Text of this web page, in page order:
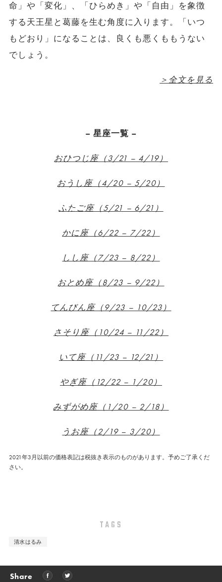
命」や「変化」、「ひらめき」や「自由」を象徴
する天王星と葛藤を生む角度に入ります。「いつ
もどおり」になることは、良くも悪くももうない
でしょう。
＞全文を見る
– 星座一覧 –
おひつじ座（3/21 – 4/19）
おうし座（4/20 – 5/20）
ふたご座（5/21 – 6/21）
かに座（6/22 – 7/22）
しし座（7/23 – 8/22）
おとめ座（8/23 – 9/22）
てんびん座（9/23 – 10/23）
さそり座（10/24 – 11/22）
いて座（11/23 – 12/21）
やぎ座（12/22 – 1/20）
みずがめ座（1/20 – 2/18）
うお座（2/19 – 3/20）
2021年3月以前の価格表記は税抜き表示のものがあります。予めご了承くだ
さい。
TAGS
清水はるみ
Share